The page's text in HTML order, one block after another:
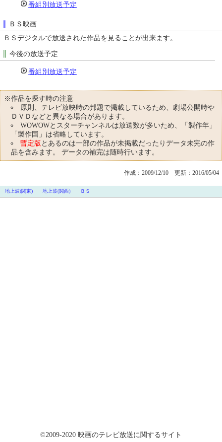
番組別放送予定
ＢＳ映画
ＢＳデジタルで放送された作品を見ることが出来ます。
今後の放送予定
番組別放送予定
※作品を探す時の注意
原則、テレビ放映時の邦題で掲載しているため、劇場公開時や
ＤＶＤなどと異なる場合があります。
WOWOWとスターチャンネルは放送数が多いため、「製作年」
「製作国」は省略しています。
暫定版 とあるのは一部の作品が未掲載だったりデータ未完の作
品を含みます。 データの補完は随時行います。
作成：2009/12/10 更新：2016/05/04
地上波(関東) 地上波(関西) ＢＳ
©2009-2020 映画のテレビ放送に関するサイト